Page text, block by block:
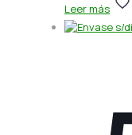
Leer más